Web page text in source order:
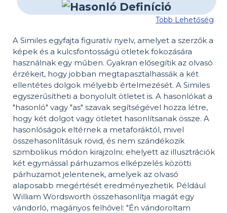
Több Lehetőség
A Similes egyfajta figuratív nyelv, amelyet a szerzők a
képek és a kulcsfontosságú ötletek fokozására
használnak egy műben. Gyakran elősegítik az olvasó
érzékeit, hogy jobban megtapasztalhassák a két
ellentétes dolgok mélyebb értelmezését. A Similes
egyszerűsítheti a bonyolult ötletet is. A hasonlókat a
"hasonló" vagy "as" szavak segítségével hozza létre,
hogy két dolgot vagy ötletet hasonlítsanak össze. A
hasonlóságok eltérnek a metaforáktól, mivel
összehasonlításuk rövid, és nem szándékozik
szimbolikus módon kirajzolni; ehelyett az illusztrációk
két egymással párhuzamos elképzelés közötti
párhuzamot jelentenek, amelyek az olvasó
alaposabb megértését eredményezhetik. Például
William Wordsworth összehasonlítja magát egy
vándorló, magányos felhővel: "Én vándoroltam